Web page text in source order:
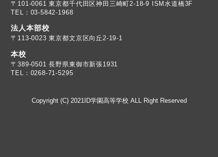
TEL：03-5842-1968
法人本部校
〒113-0023 東京都文京区向丘2-19-1
本校
TEL：0268-71-5295
Copyright (C) 2021ID学園高等学校 ALL Right Reserved